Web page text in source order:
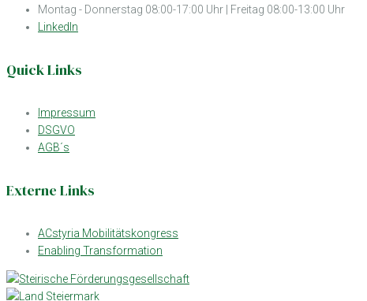
Montag - Donnerstag 08:00-17:00 Uhr | Freitag 08:00-13:00 Uhr
LinkedIn
Quick Links
Impressum
DSGVO
AGB´s
Externe Links
ACstyria Mobilitätskongress
Enabling Transformation